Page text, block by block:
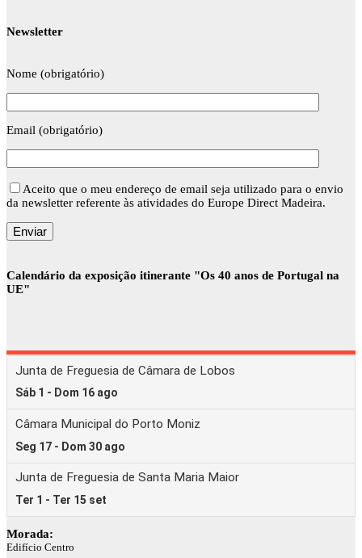
Newsletter
Nome (obrigatório)
Email (obrigatório)
Aceito que o meu endereço de email seja utilizado para o envio
da newsletter referente às atividades do Europe Direct Madeira.
Calendário da exposição itinerante "Os 40 anos de Portugal na
UE"
Morada:
Edifício Centro